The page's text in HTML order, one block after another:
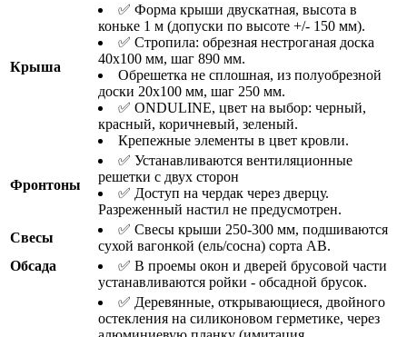
Крыша
✅ Форма крыши двускатная, высота в
коньке 1 м (допуски по высоте +/- 150 мм).
✅ Стропила: обрезная нестроганая доска
40х100 мм, шаг 890 мм.
Обрешетка не сплошная, из полуобрезной
доски 20х100 мм, шаг 250 мм.
✅ ONDULINE, цвет на выбор: черный,
красный, коричневый, зеленый.
Крепежные элементы в цвет кровли.
Фронтоны
✅ Устанавливаются вентиляционные
решетки с двух сторон
✅ Доступ на чердак через дверцу.
Разреженный настил не предусмотрен.
Свесы
✅ Свесы крыши 250-300 мм, подшиваются
сухой вагонкой (ель/сосна) сорта АВ.
Обсада
✅ В проемы окон и дверей брусовой части
устанавливаются ройки - обсадной брусок.
✅ Деревянные, открывающиеся, двойного
остекления на силиконовом герметике, через